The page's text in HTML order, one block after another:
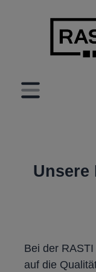
springen
Unsere
Bei der
auf die